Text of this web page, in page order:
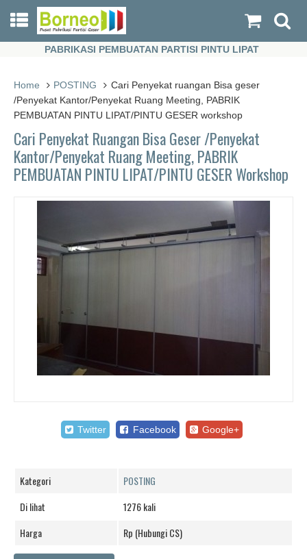
PABRIKASI PEMBUATAN PARTISI PINTU LIPAT
Home
POSTING
Cari Penyekat ruangan Bisa geser
/Penyekat Kantor/Penyekat Ruang Meeting, PABRIK
PEMBUATAN PINTU LIPAT/PINTU GESER workshop
Cari Penyekat Ruangan Bisa Geser /Penyekat
Kantor/Penyekat Ruang Meeting, PABRIK
PEMBUATAN PINTU LIPAT/PINTU GESER Workshop
Twitter Facebook Google+
Kategori
POSTING
Di lihat
1276 kali
Harga
Rp (Hubungi CS)